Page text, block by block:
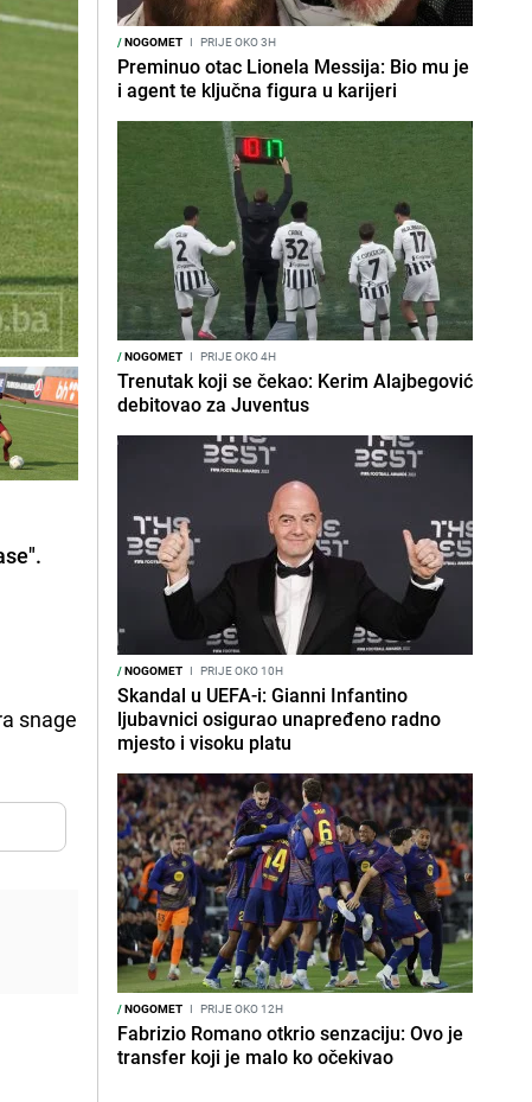
snage
/NOGOMET I PRIJE OKO 3H
Preminuo otac Lionela Messija: Bio mu je
i agent te ključna figura u karijeri
/NOGOMET I PRIJE OKO 4H
Trenutak koji se čekao: Kerim Alajbegović
debitovao za Juventus
/NOGOMET I PRIJE OKO 10H
Skandal u UEFA-i: Gianni Infantino
ljubavnici osigurao unapređeno radno
mjesto i visoku platu
/NOGOMET I PRIJE OKO 12H
Fabrizio Romano otkrio senzaciju: Ovo je
transfer koji je malo ko očekivao